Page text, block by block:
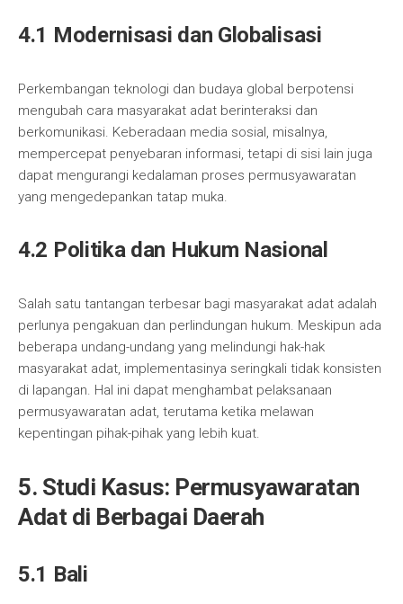
4.1 Modernisasi dan Globalisasi
Perkembangan teknologi dan budaya global berpotensi
mengubah cara masyarakat adat berinteraksi dan
berkomunikasi. Keberadaan media sosial, misalnya,
mempercepat penyebaran informasi, tetapi di sisi lain juga
dapat mengurangi kedalaman proses permusyawaratan
yang mengedepankan tatap muka.
4.2 Politika dan Hukum Nasional
Salah satu tantangan terbesar bagi masyarakat adat adalah
perlunya pengakuan dan perlindungan hukum. Meskipun ada
beberapa undang-undang yang melindungi hak-hak
masyarakat adat, implementasinya seringkali tidak konsisten
di lapangan. Hal ini dapat menghambat pelaksanaan
permusyawaratan adat, terutama ketika melawan
kepentingan pihak-pihak yang lebih kuat.
5. Studi Kasus: Permusyawaratan
Adat di Berbagai Daerah
5.1 Bali